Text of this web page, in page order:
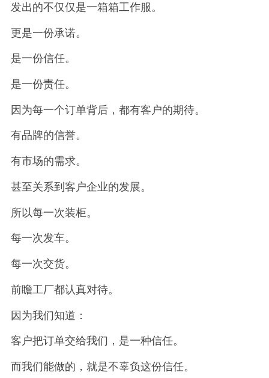
发出的不仅仅是一箱箱工作服。
更是一份承诺。
是一份信任。
是一份责任。
因为每一个订单背后，都有客户的期待。
有品牌的信誉。
有市场的需求。
甚至关系到客户企业的发展。
所以每一次装柜。
每一次发车。
每一次交货。
前瞻工厂都认真对待。
因为我们知道：
客户把订单交给我们，是一种信任。
而我们能做的，就是不辜负这份信任。